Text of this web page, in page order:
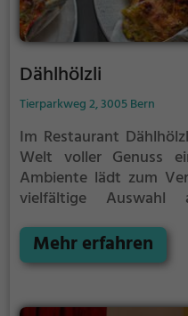
Dählhölzli
Tierparkweg 2, 3005 Bern
Im Restaurant
Welt voller Genuss
Ambiente lädt zum
vielfältige Auswahl
kulinarisch verwöhnen
Atmosphäre genießen.
Anlass das passende
Mehr erfahren